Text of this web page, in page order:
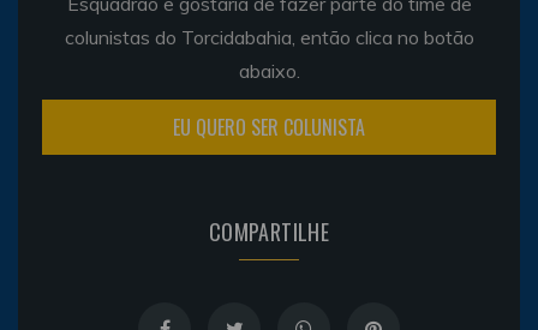
colunistas do Torcidabahia, então clica no botão
abaixo.
EU QUERO SER COLUNISTA
COMPARTILHE